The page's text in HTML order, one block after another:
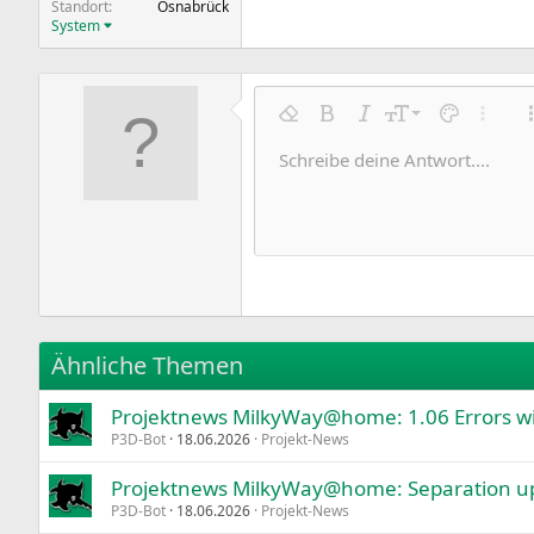
Standort
Osnabrück
System
Formatierung entfernen
Fett KursivSchriftgröße
9
10
18
Textfarbe
Schriftfamilie
Arial
Times New Roman
Verdana
Durchgestrichen
Unterstrichen
Inline-Code
Inline-Spoiler
Insert horizontal line
SpoilerCode
Schreibe deine Antwort....
Ähnliche Themen
Projektnews MilkyWay@home: 1.06 Errors
P3D-Bot 18.06.2026 Projekt-News
Projektnews MilkyWay@home: Separation
P3D-Bot 18.06.2026 Projekt-News